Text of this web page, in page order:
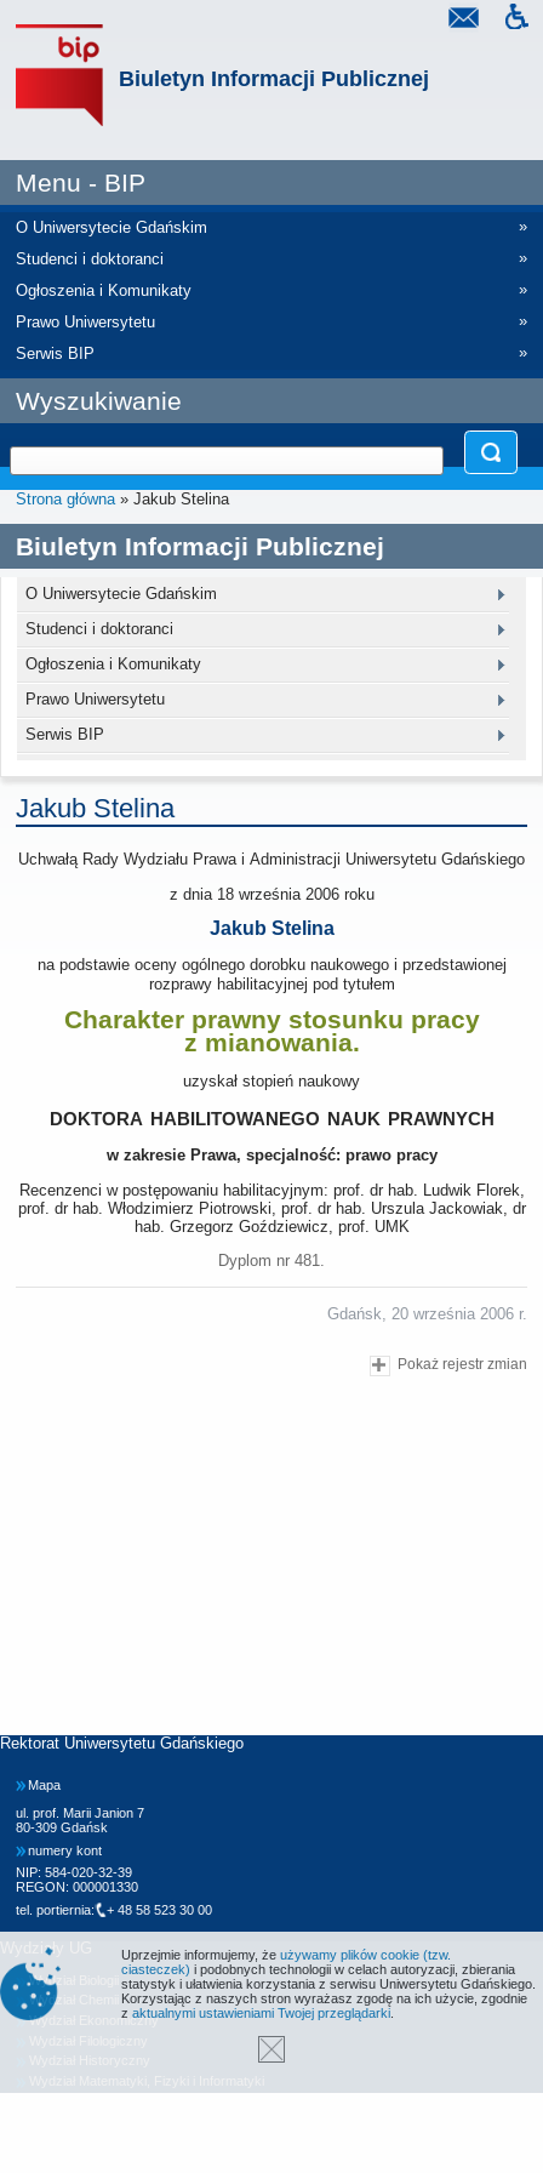
Biuletyn Informacji Publicznej
Menu - BIP
O Uniwersytecie Gdańskim
»
Studenci i doktoranci
»
Ogłoszenia i Komunikaty
»
Prawo Uniwersytetu
»
Serwis BIP
»
Wyszukiwanie
Strona główna» Jakub Stelina
Biuletyn Informacji Publicznej
O Uniwersytecie Gdańskim
Studenci i doktoranci
Ogłoszenia i Komunikaty
Prawo Uniwersytetu
Serwis BIP
Jakub Stelina
Uchwałą Rady Wydziału Prawa i Administracji Uniwersytetu Gdańskiego
z dnia 18 września 2006roku
Jakub Stelina
na podstawie oceny ogólnego dorobku naukowego i przedstawionej
rozprawy habilitacyjnej pod tytułem
Charakter prawny stosunku pracy
z mianowania.
uzyskał stopień naukowy
doktora habilitowanego nauk prawnych
w zakresie Prawa, specjalność: prawo pracy
Recenzenci w postępowaniu habilitacyjnym: prof. dr hab. Ludwik Florek,
prof. dr hab. Włodzimierz Piotrowski, prof. dr hab. Urszula Jackowiak, dr
hab. Grzegorz Goździewicz, prof. UMK
Dyplom nr 481.
Gdańsk, 20 września 2006 r.
Pokaż rejestr zmian
Rektorat Uniwersytetu Gdańskiego
Mapa
ul. prof. Marii Janion 7
80-309 Gdańsk
numery kont
NIP: 584-020-32-39
REGON: 000001330
tel. portiernia:
+ 48 58 523 30 00
Wydziały UG
Wydział Biologii
Wydział Chemii
Wydział Ekonomiczny
Uprzejmie informujemy, że używamy plików cookie (tzw.
ciasteczek) i podobnych technologii w celach autoryzacji, zbierania
statystyk i ułatwienia korzystania z serwisu Uniwersytetu Gdańskiego.
Korzystając z naszych stron wyrażasz zgodę na ich użycie, zgodnie
z aktualnymi ustawieniami Twojej przeglądarki